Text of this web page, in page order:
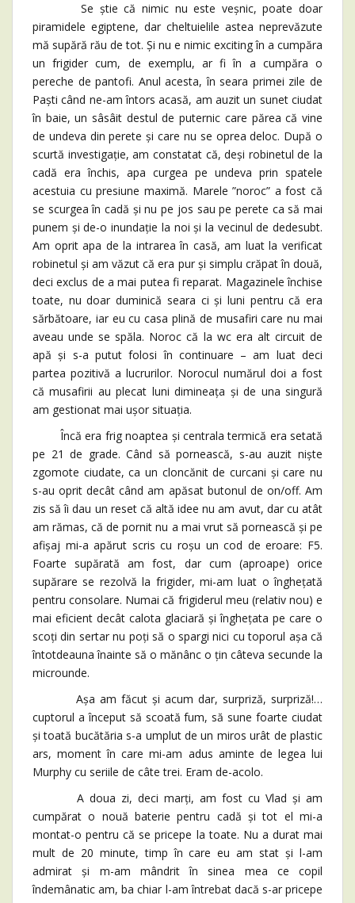
Se știe că nimic nu este veșnic, poate doar
piramidele egiptene, dar cheltuielile astea neprevăzute
mă supără rău de tot. Și nu e nimic exciting în a cumpăra
un frigider cum, de exemplu, ar fi în a cumpăra o
pereche de pantofi. Anul acesta, în seara primei zile de
Paști când ne-am întors acasă, am auzit un sunet ciudat
în baie, un sâsâit destul de puternic care părea că vine
de undeva din perete și care nu se oprea deloc. După o
scurtă investigație, am constatat că, deși robinetul de la
cadă era închis, apa curgea pe undeva prin spatele
acestuia cu presiune maximă. Marele ”noroc” a fost că
se scurgea în cadă și nu pe jos sau pe perete ca să mai
punem și de-o inundație la noi și la vecinul de dedesubt.
Am oprit apa de la intrarea în casă, am luat la verificat
robinetul și am văzut că era pur și simplu crăpat în două,
deci exclus de a mai putea fi reparat. Magazinele închise
toate, nu doar duminică seara ci și luni pentru că era
sărbătoare, iar eu cu casa plină de musafiri care nu mai
aveau unde se spăla. Noroc că la wc era alt circuit de
apă și s-a putut folosi în continuare – am luat deci
partea pozitivă a lucrurilor. Norocul numărul doi a fost
că musafirii au plecat luni dimineața și de una singură
am gestionat mai ușor situația.
Încă era frig noaptea și centrala termică era setată
pe 21 de grade. Când să pornească, s-au auzit niște
zgomote ciudate, ca un cloncănit de curcani și care nu
s-au oprit decât când am apăsat butonul de on/off. Am
zis să îi dau un reset că altă idee nu am avut, dar cu atât
am rămas, că de pornit nu a mai vrut să pornească și pe
afișaj mi-a apărut scris cu roșu un cod de eroare: F5.
Foarte supărată am fost, dar cum (aproape) orice
supărare se rezolvă la frigider, mi-am luat o înghețată
pentru consolare. Numai că frigiderul meu (relativ nou) e
mai eficient decât calota glaciară și înghețata pe care o
scoți din sertar nu poți să o spargi nici cu toporul așa că
întotdeauna înainte să o mănânc o țin câteva secunde la
microunde.
Așa am făcut și acum dar, surpriză, surpriză!…
cuptorul a început să scoată fum, să sune foarte ciudat
și toată bucătăria s-a umplut de un miros urât de plastic
ars, moment în care mi-am adus aminte de legea lui
Murphy cu seriile de câte trei. Eram de-acolo.
A doua zi, deci marți, am fost cu Vlad și am
cumpărat o nouă baterie pentru cadă și tot el mi-a
montat-o pentru că se pricepe la toate. Nu a durat mai
mult de 20 minute, timp în care eu am stat și l-am
admirat și m-am mândrit în sinea mea ce copil
îndemânatic am, ba chiar l-am întrebat dacă s-ar pricepe